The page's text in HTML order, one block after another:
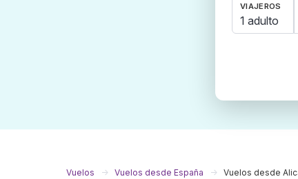
VIAJEROS
1 adulto
Vuelos Vuelos desde España Vuelos desde